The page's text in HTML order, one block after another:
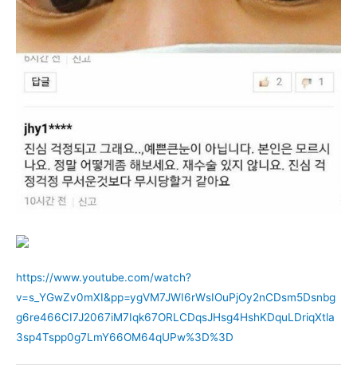
https://www.youtube.com/watch?
v=s_YGwZv0mXI&pp=ygVM7JWI6rWsIOuPjOy2nCDsm5Dsnbg
g6re466CI7J2067iM7Iqk67ORLCDqsJHsg4HshKDquLDriqXtla
3sp4Tspp0g7LmY66OM64qUPw%3D%3D